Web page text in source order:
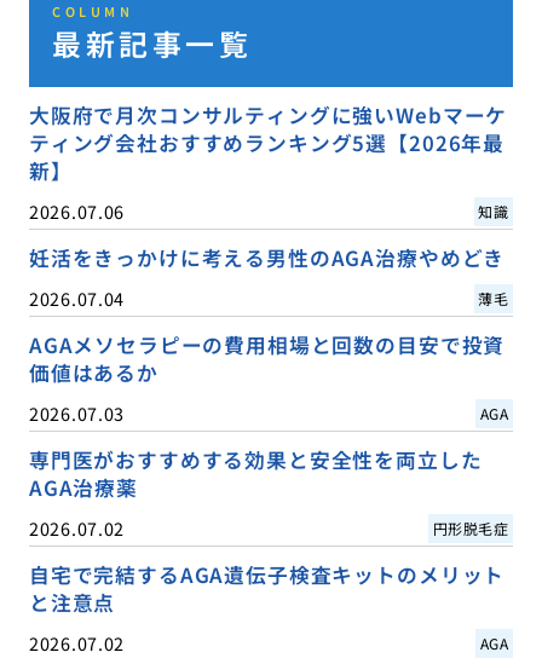
COLUMN
最新記事一覧
大阪府で月次コンサルティングに強いWebマーケ
ティング会社おすすめランキング5選【2026年最
新】
2026.07.06 知識
妊活をきっかけに考える男性のAGA治療やめどき
2026.07.04 薄毛
AGAメソセラピーの費用相場と回数の目安で投資
価値はあるか
2026.07.03 AGA
専門医がおすすめする効果と安全性を両立した
AGA治療薬
2026.07.02 円形脱毛症
自宅で完結するAGA遺伝子検査キットのメリット
と注意点
2026.07.02 AGA